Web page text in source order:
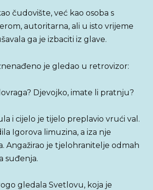
čudovište, već kao osoba s
autoritarna, ali u isto vrijeme
ga je izbaciti iz glave.
je gledao u retrovizor:
Djevojko, imate li pratnju?
i cijelo je tijelo preplavio vrući val.
Igorova limuzina, a iza nje
Angažirao je tjelohranitelje odmah
suđenja.
gledala Svetlovu, koja je